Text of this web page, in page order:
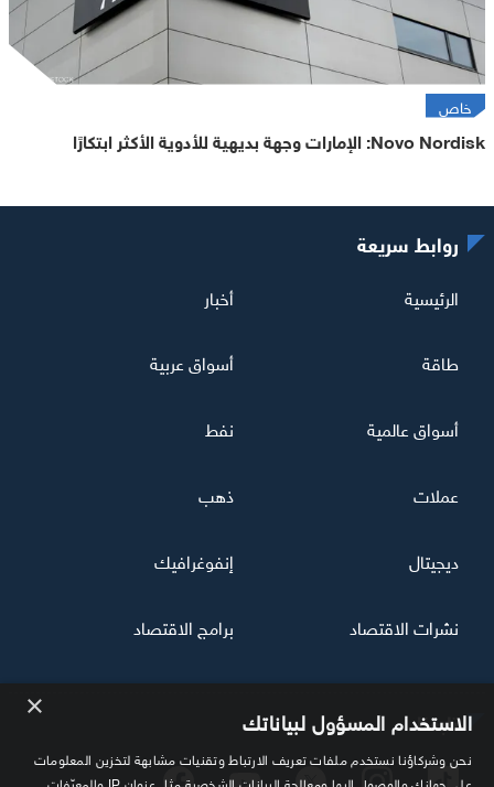
خاص
Novo Nordisk: الإمارات وجهة بديهية للأدوية الأكثر ابتكارًا
تابعنا
روابط سريعة
الرئيسية أخبار
طاقة أسواق عربية
أسواق عالمية نفط
عملات ذهب
ديجيتال إنفوغرافيك
نشرات الاقتصاد برامج الاقتصاد
× الاستخدام المسؤول لبياناتك
نحن وشركاؤنا نستخدم ملفات تعريف الارتباط وتقنيات مشابهة لتخزين المعلومات
على جهازك والوصول إليها ومعالجة البيانات الشخصية مثل عنوان IP والمعرّفات